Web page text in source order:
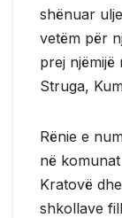
shënuar
vetëm për
prej njëmijë
Struga,
Rënie e
në
Kratovë
shkollave